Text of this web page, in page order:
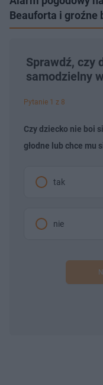
Beauforta i groźne
Sprawdź, czy
samodzielny
Pytanie 1 z 8
Czy dziecko nie boi
głodne lub chce mu
tak
nie